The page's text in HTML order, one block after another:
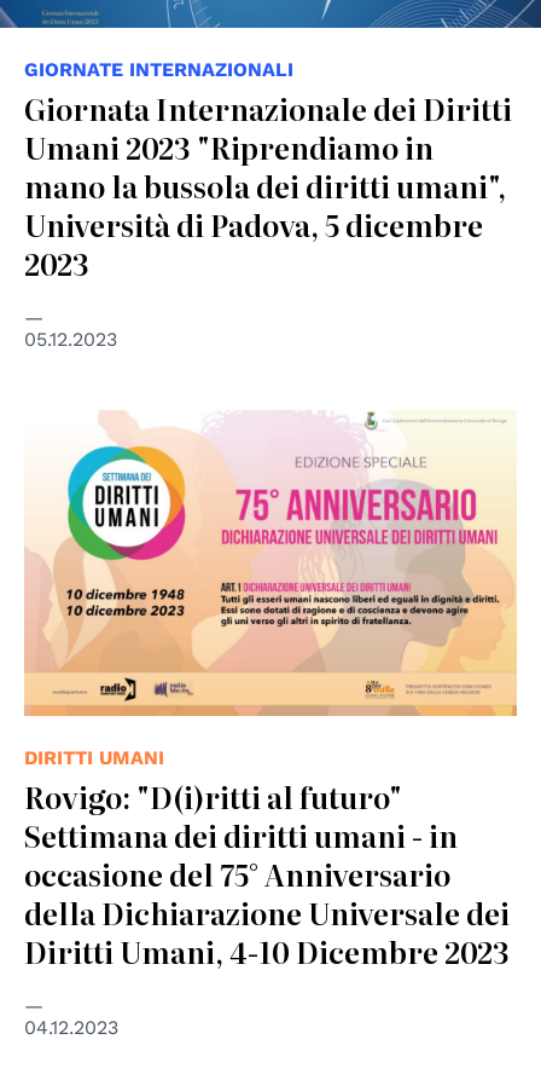
GIORNATE INTERNAZIONALI
Giornata Internazionale dei Diritti
Umani 2023 "Riprendiamo in
mano la bussola dei diritti umani",
Università di Padova, 5 dicembre
2023
05.12.2023
DIRITTI UMANI
Rovigo: "D(i)ritti al futuro"
Settimana dei diritti umani - in
occasione del 75° Anniversario
della Dichiarazione Universale dei
Diritti Umani, 4-10 Dicembre 2023
04.12.2023